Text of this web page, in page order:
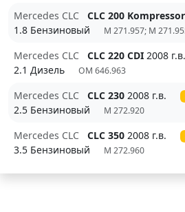
Mercedes CLC CLC 200 Kompressor
1.8 Бензиновый M 271.957; M
Mercedes CLC CLC 220 CDI 2008 г.в.
2.1 Дизель OM 646.963
Mercedes CLC CLC 230 2008 г.в.
2.5 Бензиновый M 272.920
Mercedes CLC CLC 350 2008 г.в.
3.5 Бензиновый M 272.960